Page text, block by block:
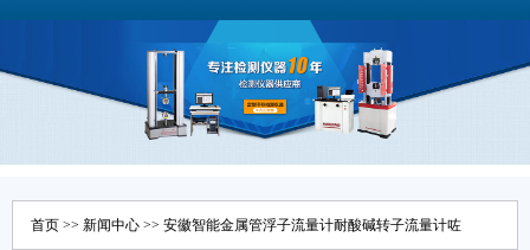
首页 >> 新闻中心 >> 安徽智能金属管浮子流量计耐酸碱转子流量计咗